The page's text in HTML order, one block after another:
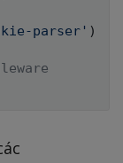
parser' )